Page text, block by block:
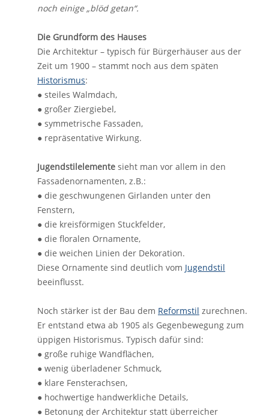
noch einige „blöd getan“.
Die Grundform des Hauses
Die Architektur – typisch für Bürgerhäuser aus der
Zeit um 1900 – stammt noch aus dem späten
Historismus:
● steiles Walmdach,
● großer Ziergiebel,
● symmetrische Fassaden,
● repräsentative Wirkung.
Jugendstilelemente sieht man vor allem in den
Fassadenornamenten, z.B.:
● die geschwungenen Girlanden unter den
Fenstern,
● die kreisförmigen Stuckfelder,
● die floralen Ornamente,
● die weichen Linien der Dekoration.
Diese Ornamente sind deutlich vom Jugendstil
beeinflusst.
Noch stärker ist der Bau dem Reformstil zurechnen.
Er entstand etwa ab 1905 als Gegenbewegung zum
üppigen Historismus. Typisch dafür sind:
● große ruhige Wandflächen,
● wenig überladener Schmuck,
● klare Fensterachsen,
● hochwertige handwerkliche Details,
● Betonung der Architektur statt überreicher